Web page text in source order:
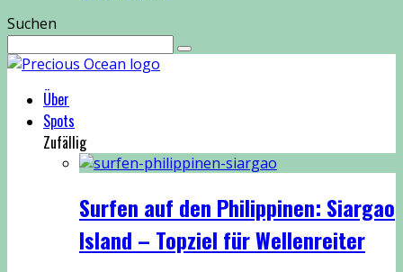
Suchen
Über
Spots
Zufällig
Surfen auf den Philippinen: Siargao
Island – Topziel für Wellenreiter